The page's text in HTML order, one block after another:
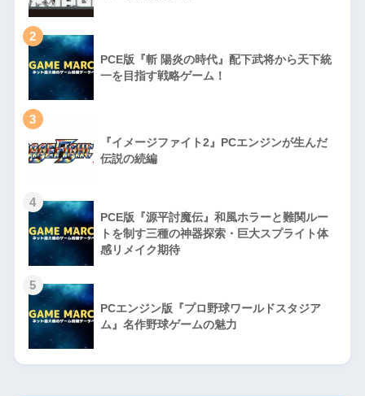
2
PCE版『斬 陽炎の時代』配下武将から天下統
一を目指す戦略ゲーム！
3
『イメージファイト2』PCエンジンが生んだ
伝説の続編
4
PCE版『源平討魔伝』和風ホラーと難関ルー
トを制す三種の神器探索・巨大スプライト体
感リメイク期待
5
PCエンジン版『プロ野球ワールドスタジア
ム』名作野球ゲームの魅力